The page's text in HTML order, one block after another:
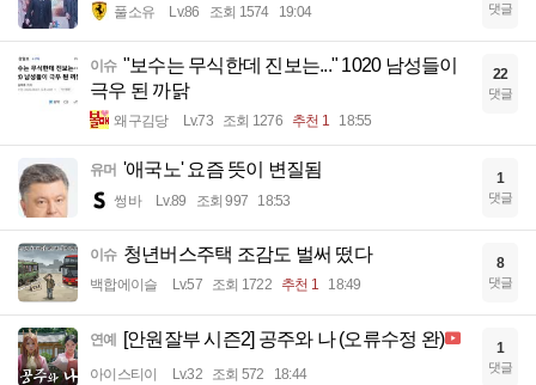
풀소유 Lv.86 조회 1574 19:04 댓글
이슈 "보수는 무식한데 진보는..." 1020 남성들이
극우 된 까닭
왜구김당 Lv.73 조회 1276 추천 1 18:55
22
댓글
유머 '애국노' 요즘 뜻이 변질됨
썽바 Lv.89 조회 997 18:53
1
댓글
이슈 청년버스주택 조감도 벌써 떴다
백합에이슬 Lv.57 조회 1722 추천 1 18:49
8
댓글
연예 [안원잘부 시즌2] 공주와 나 (오류수정 완)
아이스티이 Lv.32 조회 572 18:44
1
댓글